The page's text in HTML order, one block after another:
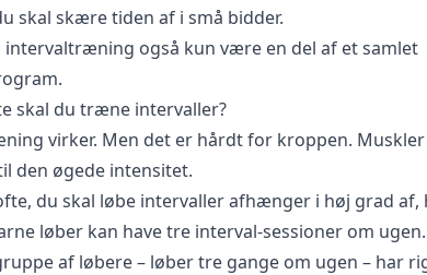
skal skære tiden af i små bidder.
intervaltræning også kun være en del af et samlet
skal du træne intervaller?
virker. Men det er hårdt for kroppen. Muskler
den øgede intensitet.
du skal løbe intervaller afhænger i høj grad af,
løber kan have tre interval-sessioner om
af løbere – løber tre gange om ugen – har